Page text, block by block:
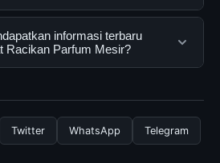
lengkap dan terpercaya. Anda
dengan mengunjungi situs
yang tersedia.
Parfum Mesir dapat diakses
pengguna. Tidak ada biaya
yang diperlukan untuk
informasi terbaru
Racikan Parfum Mesir?
berkala. Kami selalu
dengan informasi terkini dan
Twitter WhatsApp Telegram